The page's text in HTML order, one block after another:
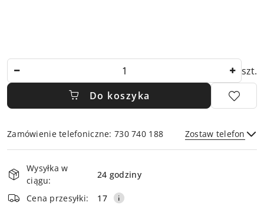
szt.
Do koszyka
Zamówienie telefoniczne: 730 740 188 Zostaw telefon
i
dostawa
Wysyłka w
ciągu:
24 godziny
Cena przesyłki: 17